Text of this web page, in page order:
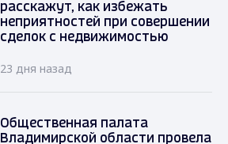
расскажут, как избежать
неприятностей при совершении
сделок с недвижимостью
23 дня назад
Общественная палата
Владимирской области провела